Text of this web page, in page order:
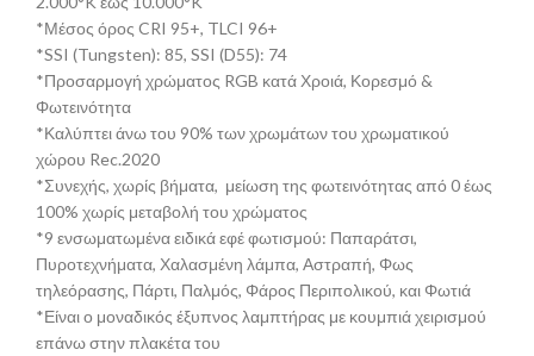
*Μέσος όρος CRI 95+, TLCI 96+
*SSI (Tungsten): 85, SSI (D55): 74
*Προσαρμογή χρώματος RGB κατά Χροιά, Κορεσμό &
Φωτεινότητα
*Καλύπτει άνω του 90% των χρωμάτων του χρωματικού
χώρου Rec.2020
*Συνεχής, χωρίς βήματα, μείωση της φωτεινότητας από 0 έως
100% χωρίς μεταβολή του χρώματος
*9 ενσωματωμένα ειδικά εφέ φωτισμού: Παπαράτσι,
Πυροτεχνήματα, Χαλασμένη λάμπα, Αστραπή, Φως
τηλεόρασης, Πάρτι, Παλμός, Φάρος Περιπολικού, και Φωτιά
*Είναι ο μοναδικός έξυπνος λαμπτήρας με κουμπιά χειρισμού
επάνω στην πλακέτα του